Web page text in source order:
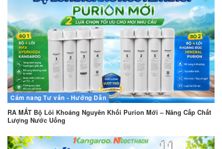
Cẩm nang Tư vấn - Hướng Dẫn
RA MẮT Bộ Lõi Khoáng Nguyên Khối Purion Mới – Nâng Cấp Chất
Lượng Nước Uống